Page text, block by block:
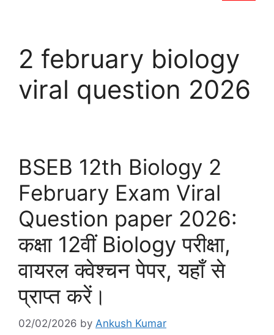
2 february biology
viral question 2026
BSEB 12th Biology 2
February Exam Viral
Question paper 2026:
कक्षा 12वीं Biology परीक्षा,
वायरल क्वेश्चन पेपर, यहाँ से
प्राप्त करें।
02/02/2026 by Ankush Kumar